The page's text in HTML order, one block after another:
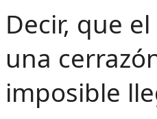
Decir, que
una
imposible